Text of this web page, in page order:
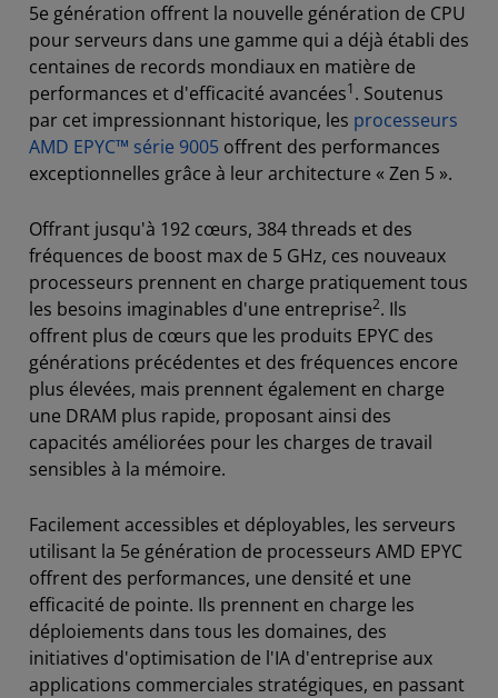
5e génération offrent la nouvelle génération de CPU
pour serveurs dans une gamme qui a déjà établi des
centaines de records mondiaux en matière de
performances et d'efficacité avancées1. Soutenus
par cet impressionnant historique, les processeurs
AMD EPYC™ série 9005 offrent des performances
exceptionnelles grâce à leur architecture « Zen 5 ».
Offrant jusqu'à 192 cœurs, 384 threads et des
fréquences de boost max de 5 GHz, ces nouveaux
processeurs prennent en charge pratiquement tous
les besoins imaginables d'une entreprise2. Ils
offrent plus de cœurs que les produits EPYC des
générations précédentes et des fréquences encore
plus élevées, mais prennent également en charge
une DRAM plus rapide, proposant ainsi des
capacités améliorées pour les charges de travail
sensibles à la mémoire.
Facilement accessibles et déployables, les serveurs
utilisant la 5e génération de processeurs AMD EPYC
offrent des performances, une densité et une
efficacité de pointe. Ils prennent en charge les
déploiements dans tous les domaines, des
initiatives d'optimisation de l'IA d'entreprise aux
applications commerciales stratégiques, en passant